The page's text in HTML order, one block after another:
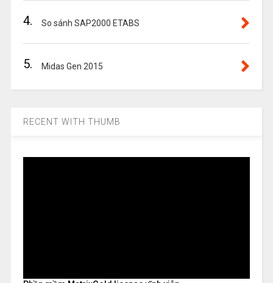
4. So sánh SAP2000 ETABS
5. Midas Gen 2015
RECENT WITH THUMB